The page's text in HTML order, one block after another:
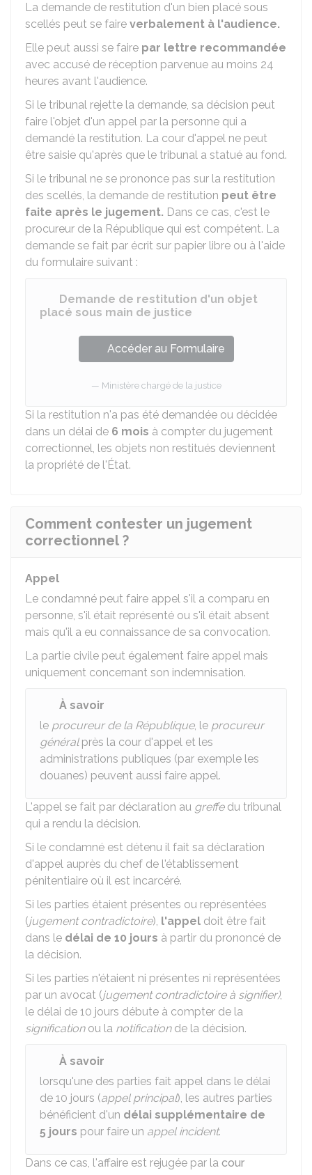
La demande de restitution d'un bien placé sous
scellés peut se faire verbalement à l'audience.
Elle peut aussi se faire par lettre recommandée
avec accusé de réception parvenue au moins 24
heures avant l'audience.
Si le tribunal rejette la demande, sa décision peut
faire l'objet d'un appel par la personne qui a
demandé la restitution. La cour d'appel ne peut
être saisie qu'après que le tribunal a statué au fond.
Si le tribunal ne se prononce pas sur la restitution
des scellés, la demande de restitution peut être
faite après le jugement. Dans ce cas, c'est le
procureur de la République qui est compétent. La
demande se fait par écrit sur papier libre ou à l'aide
du formulaire suivant :
Demande de restitution d'un objet
placé sous main de justice
Accéder au Formulaire
Ministère chargé de la justice
Si la restitution n'a pas été demandée ou décidée
dans un délai de 6 mois à compter du jugement
correctionnel, les objets non restitués deviennent
la propriété de l'État.
Comment contester un jugement
correctionnel ?
Appel
Le condamné peut faire appel s'il a comparu en
personne, s'il était représenté ou s'il était absent
mais qu'il a eu connaissance de sa convocation.
La partie civile peut également faire appel mais
uniquement concernant son indemnisation.
À savoir
le procureur de la République, le procureur
généralprès la cour d'appel et les
administrations publiques (par exemple les
douanes) peuvent aussi faire appel.
L'appel se fait par déclaration au greffedu tribunal
qui a rendu la décision.
Si le condamné est détenu il fait sa déclaration
d'appel auprès du chef de l'établissement
pénitentiaire où il est incarcéré.
Si les parties étaient présentes ou représentées
(jugement contradictoire), l'appel doit être fait
dans le délai de 10 jours à partir du prononcé de
la décision.
Si les parties n'étaient ni présentes ni représentées
par un avocat (jugement contradictoire à signifier),
le délai de 10 jours débute à compter de la
significationou la notificationde la décision.
À savoir
lorsqu'une des parties fait appel dans le délai
de 10 jours (appel principal), les autres parties
bénéficient d'un délai supplémentaire de
5 jours pour faire un appel incident.
Dans ce cas, l'affaire est rejugée par la cour